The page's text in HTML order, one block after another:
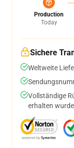
Production
Today
Sichere
Weltweite
Vollständige
erhalten wurde